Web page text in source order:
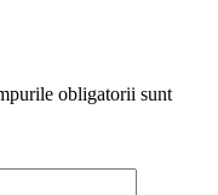
obligatorii sunt